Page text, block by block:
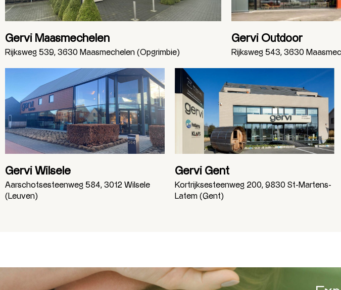
Gervi Maasmechelen
Rijksweg 539, 3630 Maasmechelen (Opgrimbie)
Gervi Outdoor
Rijksweg 543, 3630
Gervi Wilsele
Aarschotsesteenweg 584, 3012 Wilsele
(Leuven)
Gervi Gent
Kortrijksesteenweg 200, 9830 St-Martens-
Latem (Gent)